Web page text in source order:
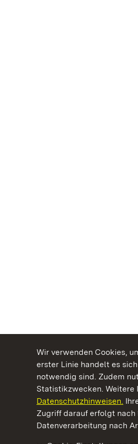
Wir verwenden Cookies,
erster Linie handelt es
notwendig sind. Zudem
Statistikzwecken. Weitere
Datenschutzhinweisen.
Zugriff darauf erfolgt nach
Datenverarbeitung nach
Kommen. Staunen.